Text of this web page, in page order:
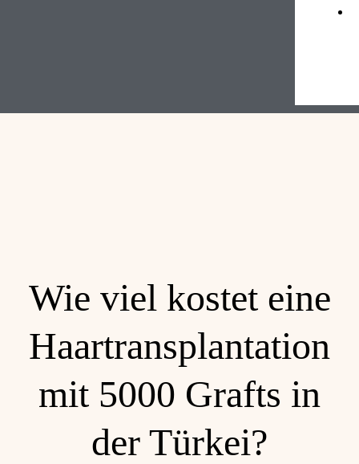
Wie viel kostet eine
Haartransplantation
mit 5000 Grafts in
der Türkei?